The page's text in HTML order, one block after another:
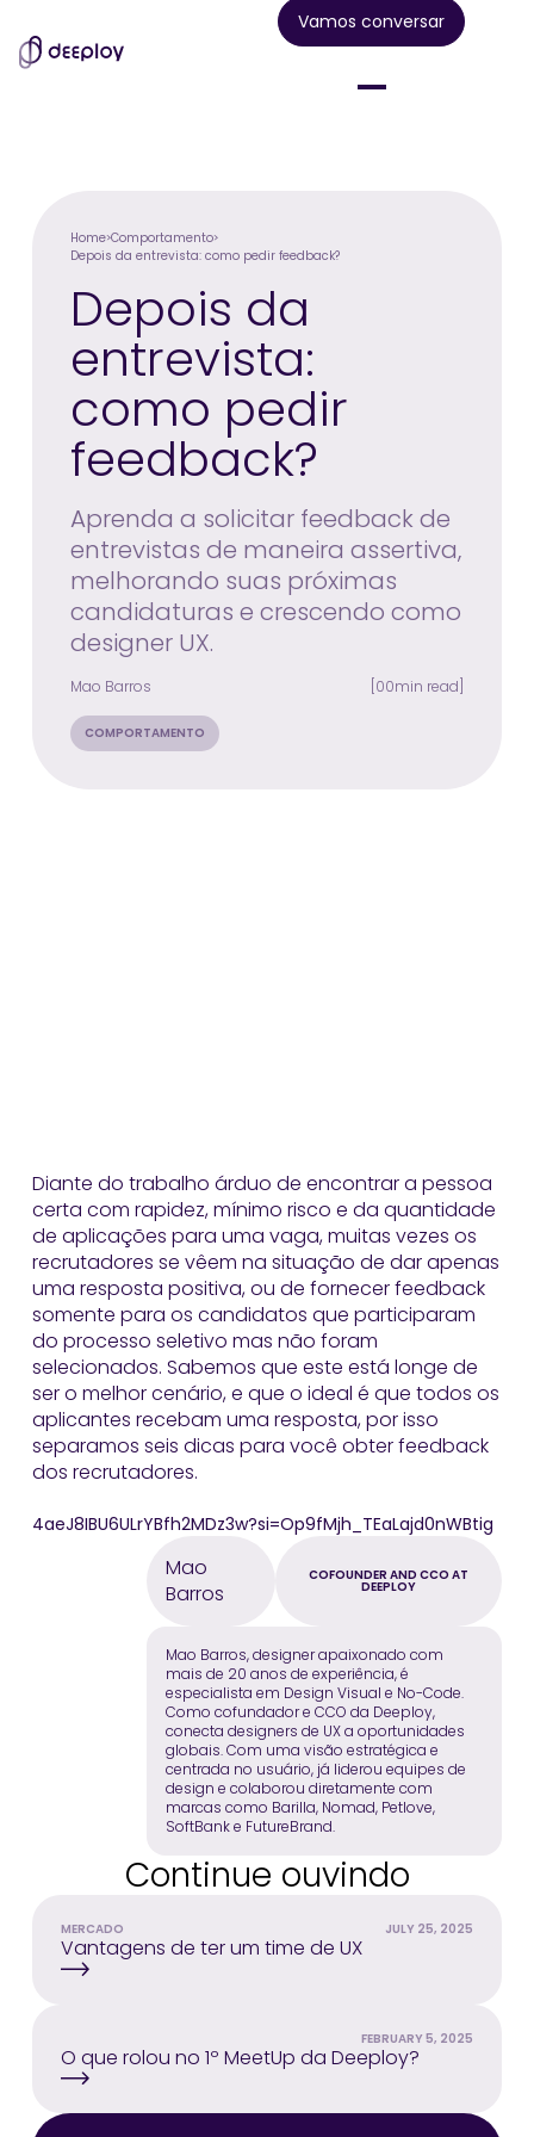
Vamos conversar
Home Comportamento
Depois da entrevista: como pedir feedback?
Depois da
entrevista:
como pedir
feedback?
Aprenda a solicitar feedback de
entrevistas de maneira assertiva,
melhorando suas próximas
candidaturas e crescendo como
designer UX.
Mao Barros [00min read]
COMPORTAMENTO
Diante do trabalho árduo de encontrar a pessoa
certa com rapidez, mínimo risco e da quantidade
de aplicações para uma vaga, muitas vezes os
recrutadores se vêem na situação de dar apenas
uma resposta positiva, ou de fornecer feedback
somente para os candidatos que participaram
do processo seletivo mas não foram
selecionados. Sabemos que este está longe de
ser o melhor cenário, e que o ideal é que todos os
aplicantes recebam uma resposta, por isso
separamos seis dicas para você obter feedback
dos recrutadores.
4aeJ8IBU6ULrYBfh2MDz3w?si=Op9fMjh_TEaLajd0nWBtig
Mao
Barros
COFOUNDER AND CCO AT
DEEPLOY
Mao Barros, designer apaixonado com
mais de 20 anos de experiência, é
especialista em Design Visual e No-Code.
Como cofundador e CCO da Deeploy,
conecta designers de UX a oportunidades
globais. Com uma visão estratégica e
centrada no usuário, já liderou equipes de
design e colaborou diretamente com
marcas como Barilla, Nomad, Petlove,
SoftBank e FutureBrand.
Continue ouvindo
MERCADO JULY 25, 2025
Vantagens de ter um time de UX
FEBRUARY 5, 2025
O que rolou no 1º MeetUp da Deeploy?